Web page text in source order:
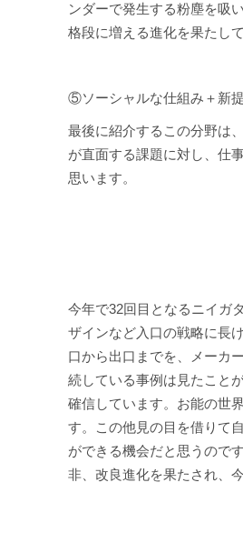
ンダーで発生する粉塵を吸
格段に増える進化を果たして
⑤ソーシャルな仕組み＋新
最後に紹介するこの分野は
が直面する課題に対し、仕
思います。
今年で32回目となるニイガ
ザインなど入口の戦略に長
口から出口までを、メーカ
続している事例は見たこと
確信しています。お能の世
す。この他見の目を借りて
ができる機会だと思うので
非、改良進化を果たされ、